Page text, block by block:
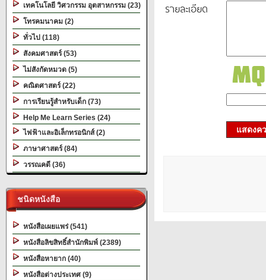
เทคโนโลยี วิศวกรรม อุตสาหกรรม (23)
โทรคมนาคม (2)
ทั่วไป (118)
สังคมศาสตร์ (53)
ไม่สังกัดหมวด (5)
คณิตศาสตร์ (22)
การเรียนรู้สำหรับเด็ก (73)
Help Me Learn Series (24)
ไฟฟ้าและอิเล็กทรอนิกส์ (2)
ภาษาศาสตร์ (84)
วรรณคดี (36)
ชนิดหนังสือ
หนังสือเผยแพร่ (541)
หนังสือลิขสิทธิ์สำนักพิมพ์ (2389)
หนังสือหายาก (40)
หนังสือต่างประเทศ (9)
รายละเอียด
แสดงค